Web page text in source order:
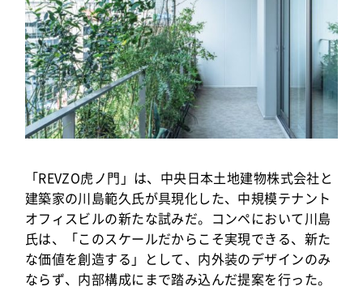
「REVZO虎ノ門」は、中央日本土地建物株式会社と
建築家の川島範久氏が具現化した、中規模テナント
オフィスビルの新たな試みだ。コンペにおいて川島
氏は、「このスケールだからこそ実現できる、新た
な価値を創造する」として、内外装のデザインのみ
ならず、内部構成にまで踏み込んだ提案を行った。